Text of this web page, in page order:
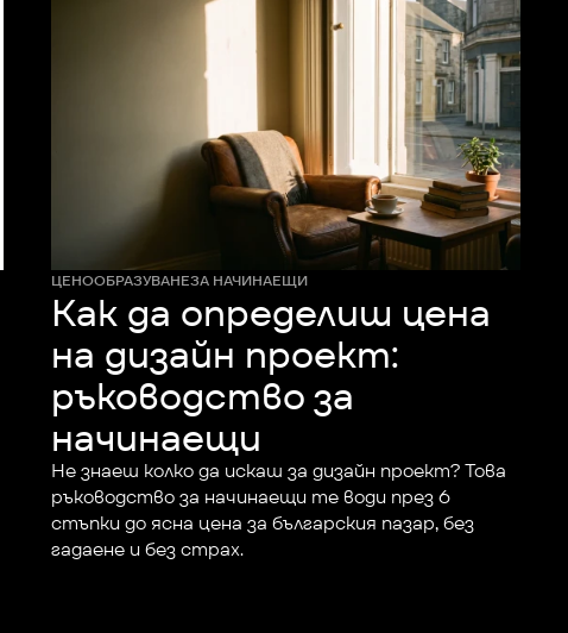
ЦЕНООБРАЗУВАНЕЗА НАЧИНАЕЩИ
Как да определиш цена
на дизайн проект:
ръководство за
начинаещи
Не знаеш колко да искаш за дизайн проект? Това
ръководство за начинаещи те води през 6
стъпки до ясна цена за българския пазар, без
гадаене и без страх.